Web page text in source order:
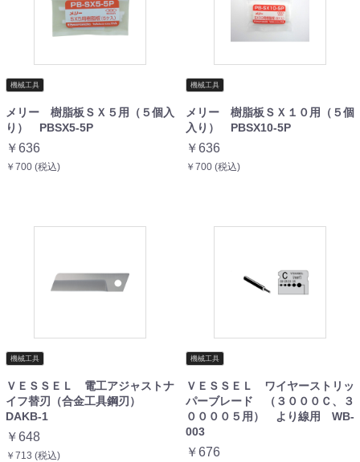
機械工具
メリー 樹脂板ＳＸ５用（５個入
り） PBSX5-5P
￥636
￥700 (税込)
機械工具
メリー 樹脂板ＳＸ１０用（５個
入り） PBSX10-5P
￥636
￥700 (税込)
機械工具
ＶＥＳＳＥＬ 電工アジャストナ
イフ替刃（合金工具鋼刃）
DAKB-1
￥648
￥713 (税込)
機械工具
ＶＥＳＳＥＬ ワイヤーストリッ
パーブレード （３０００Ｃ、３
００００５用） より線用 WB-
003
￥676